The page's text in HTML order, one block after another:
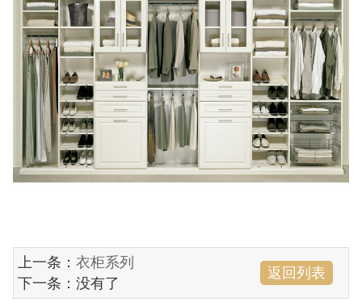
上一条： 衣柜系列
下一条：没有了
返回列表